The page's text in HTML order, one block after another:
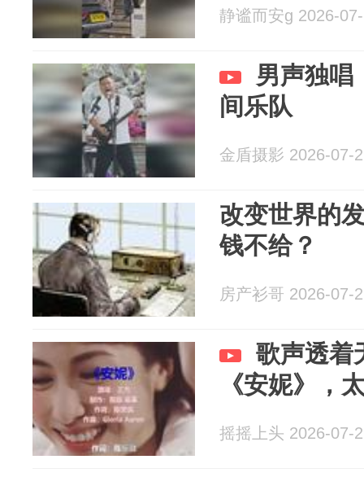
静谧而安g 2026-
男声独唱
间乐队
金盾摄影 2026-07-
改变世界的
钱不给？
房产衫哥 2026-07-
歌声透着
《安妮》，
摇摇上头 2026-07-